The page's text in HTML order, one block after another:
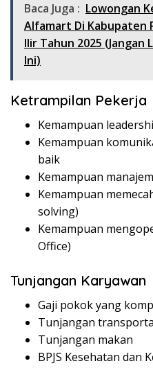
Baca Juga : Lowongan
Alfamart Di Kabupaten
Ilir Tahun 2025
Ini)
Ketrampilan Pekerja
Kemampuan
Kemampuan
baik
Kemampuan
Kemampuan
solving)
Kemampuan
Office)
Tunjangan Karyawan
Gaji pokok yang
Tunjangan
Tunjangan makan
BPJS Kesehatan dan